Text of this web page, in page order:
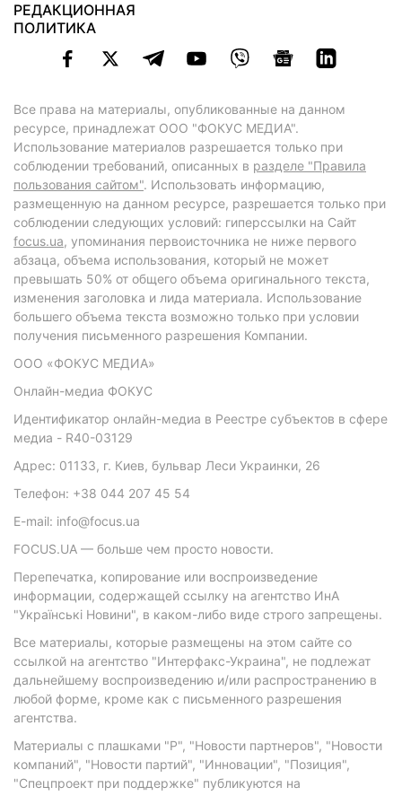
РЕДАКЦИОННАЯ
ПОЛИТИКА
Все права на материалы, опубликованные на данном
ресурсе, принадлежат ООО "ФОКУС МЕДИА".
Использование материалов разрешается только при
соблюдении требований, описанных в разделе "Правила
пользования сайтом". Использовать информацию,
размещенную на данном ресурсе, разрешается только при
соблюдении следующих условий: гиперссылки на Сайт
focus.ua, упоминания первоисточника не ниже первого
абзаца, объема использования, который не может
превышать 50% от общего объема оригинального текста,
изменения заголовка и лида материала. Использование
большего объема текста возможно только при условии
получения письменного разрешения Компании.
ООО «ФОКУС МЕДИА»
Онлайн-медиа ФОКУС
Идентификатор онлайн-медиа в Реестре субъектов в сфере
медиа - R40-03129
Адрес: 01133, г. Киев, бульвар Леси Украинки, 26
Телефон: +38 044 207 45 54
E-mail: info@focus.ua
FOCUS.UA — больше чем просто новости.
Перепечатка, копирование или воспроизведение
информации, содержащей ссылку на агентство ИнА
"Українські Новини", в каком-либо виде строго запрещены.
Все материалы, которые размещены на этом сайте со
ссылкой на агентство "Интерфакс-Украина", не подлежат
дальнейшему воспроизведению и/или распространению в
любой форме, кроме как с письменного разрешения
агентства.
Материалы с плашками "Р", "Новости партнеров", "Новости
компаний", "Новости партий", "Инновации", "Позиция",
"Спецпроект при поддержке" публикуются на